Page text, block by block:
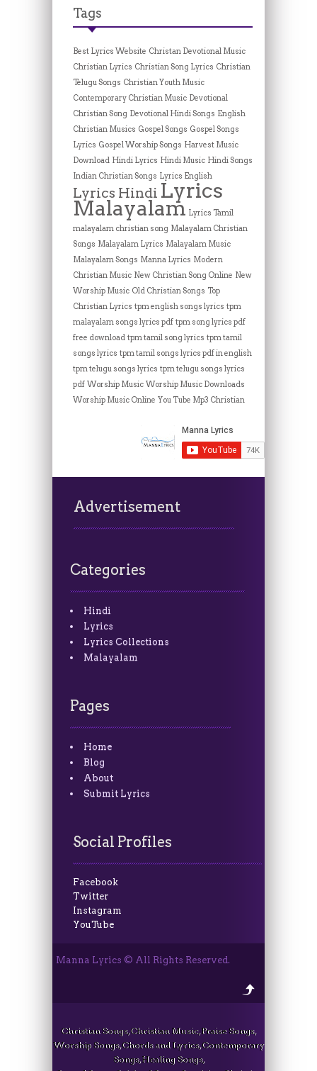
Tags
Best Lyrics Website Christan Devotional Music
Christian Lyrics Christian Song Lyrics Christian
Telugu Songs Christian Youth Music
Contemporary Christian Music Devotional
Christian Song Devotional Hindi Songs English
Christian Musics Gospel Songs Gospel Songs
Lyrics Gospel Worship Songs Harvest Music
Download Hindi Lyrics Hindi Music Hindi Songs
Indian Christian Songs Lyrics English
Lyrics Hindi Lyrics
Malayalam Lyrics Tamil
malayalam christian song Malayalam Christian
Songs Malayalam Lyrics Malayalam Music
Malayalam Songs Manna Lyrics Modern
Christian Music New Christian Song Online New
Worship Music Old Christian Songs Top
Christian Lyrics tpm english songs lyrics tpm
malayalam songs lyrics pdf tpm song lyrics pdf
free download tpm tamil song lyrics tpm tamil
songs lyrics tpm tamil songs lyrics pdf in english
tpm telugu songs lyrics tpm telugu songs lyrics
pdf Worship Music Worship Music Downloads
Worship Music Online You Tube Mp3 Christian
Advertisement
Categories
Hindi
Lyrics
Lyrics Collections
Malayalam
Pages
Home
Blog
About
Submit Lyrics
Social Profiles
Facebook
Twitter
Instagram
YouTube
Manna Lyrics © All Rights Reserved.
Christian Songs, Christian Music, Praise Songs,
Worship Songs, Chords and Lyrics, Contemporary
Songs, Healing Songs,